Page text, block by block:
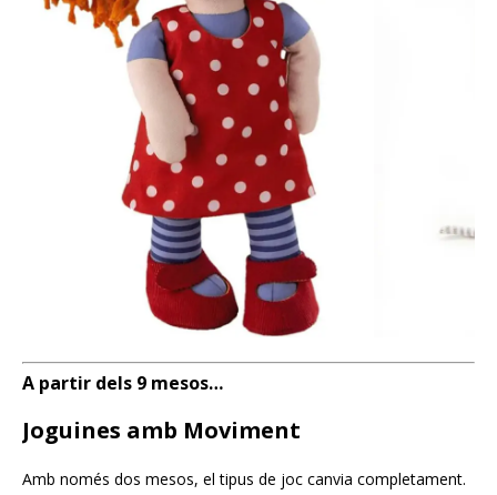
A partir dels 9 mesos…
Joguines amb Moviment
Amb només dos mesos, el tipus de joc canvia completament.